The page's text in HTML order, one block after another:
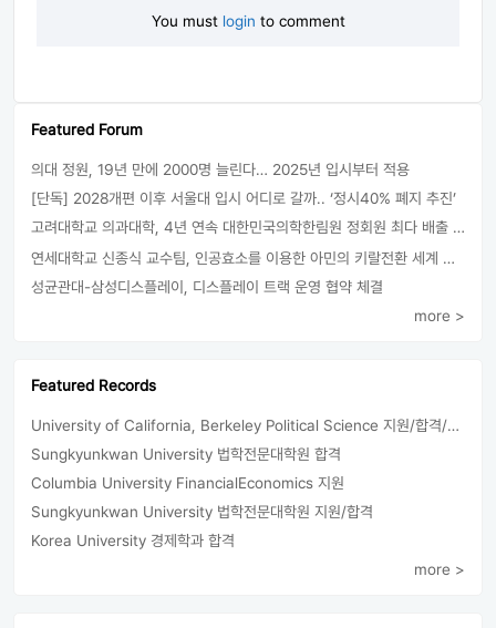
You must login to comment
Featured Forum
의대 정원, 19년 만에 2000명 늘린다… 2025년 입시부터 적용
[단독] 2028개편 이후 서울대 입시 어디로 갈까.. ‘정시40% 폐지 추진’
고려대학교 의과대학, 4년 연속 대한민국의학한림원 정회원 최다 배출 外
연세대학교 신종식 교수팀, 인공효소를 이용한 아민의 키랄전환 세계 최초로 성공
성균관대-삼성디스플레이, 디스플레이 트랙 운영 협약 체결
more >
Featured Records
University of California, Berkeley Political Science 지원/합격/등록
Sungkyunkwan University 법학전문대학원 합격
Columbia University FinancialEconomics 지원
Sungkyunkwan University 법학전문대학원 지원/합격
Korea University 경제학과 합격
more >